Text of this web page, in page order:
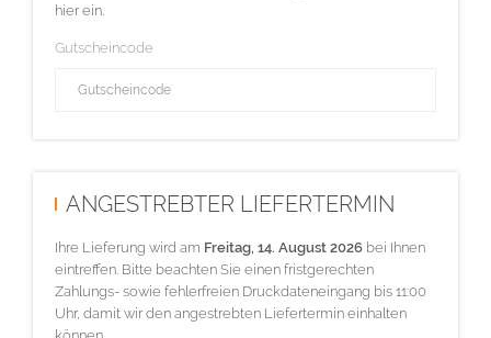
hier ein.
Gutscheincode
ANGESTREBTER LIEFERTERMIN
Ihre Lieferung wird am Freitag, 14. August 2026 bei Ihnen
eintreffen. Bitte beachten Sie einen fristgerechten
Zahlungs- sowie fehlerfreien Druckdateneingang bis 11:00
Uhr, damit wir den angestrebten Liefertermin einhalten